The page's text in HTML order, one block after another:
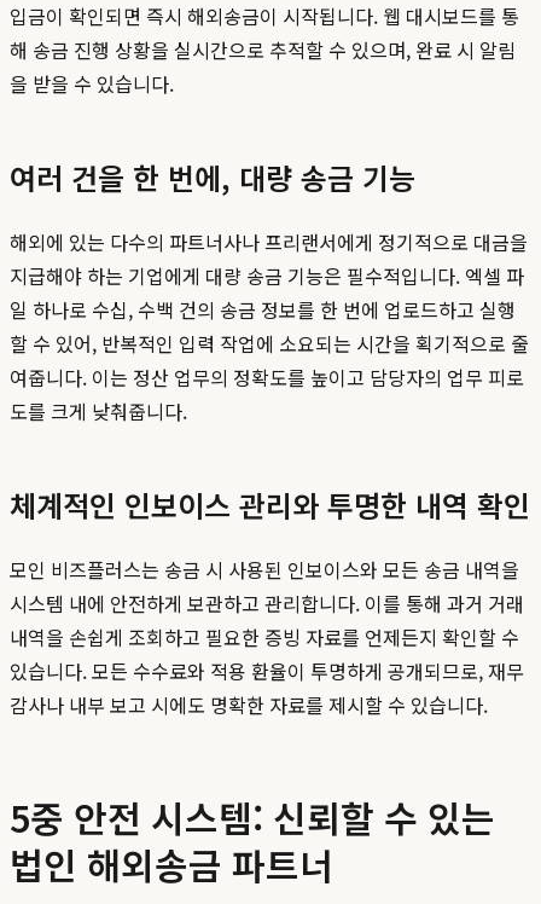
입금이 확인되면 즉시 해외송금이 시작됩니다. 웹 대시보드를 통
해 송금 진행 상황을 실시간으로 추적할 수 있으며, 완료 시 알림
을 받을 수 있습니다.
여러 건을 한 번에, 대량 송금 기능
해외에 있는 다수의 파트너사나 프리랜서에게 정기적으로 대금을
지급해야 하는 기업에게 대량 송금 기능은 필수적입니다. 엑셀 파
일 하나로 수십, 수백 건의 송금 정보를 한 번에 업로드하고 실행
할 수 있어, 반복적인 입력 작업에 소요되는 시간을 획기적으로 줄
여줍니다. 이는 정산 업무의 정확도를 높이고 담당자의 업무 피로
도를 크게 낮춰줍니다.
체계적인 인보이스 관리와 투명한 내역 확인
모인 비즈플러스는 송금 시 사용된 인보이스와 모든 송금 내역을
시스템 내에 안전하게 보관하고 관리합니다. 이를 통해 과거 거래
내역을 손쉽게 조회하고 필요한 증빙 자료를 언제든지 확인할 수
있습니다. 모든 수수료와 적용 환율이 투명하게 공개되므로, 재무
감사나 내부 보고 시에도 명확한 자료를 제시할 수 있습니다.
5중 안전 시스템: 신뢰할 수 있는
법인 해외송금 파트너